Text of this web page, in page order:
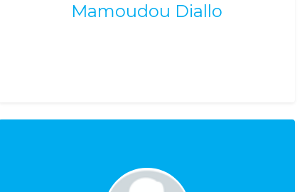
Mamoudou Diallo